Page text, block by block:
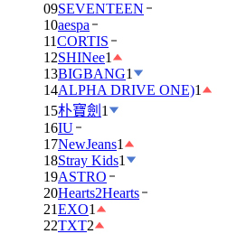
09SEVENTEEN
10aespa
11CORTIS
12SHINee1
13BIGBANG1
14ALPHA DRIVE ONE)1
15朴寶劍 1
16IU
17NewJeans1
18Stray Kids1
19ASTRO
20Hearts2Hearts
21EXO1
22TXT2